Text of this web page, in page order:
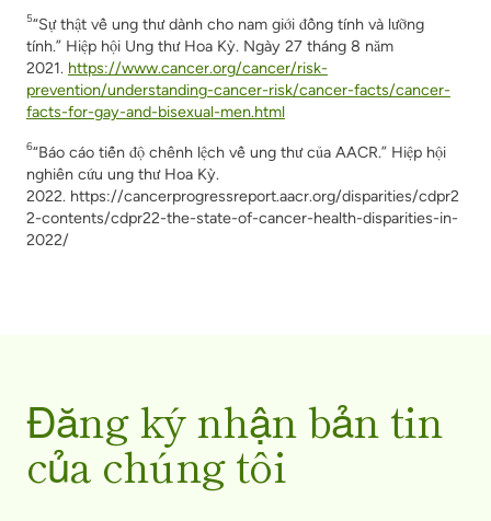
5“Sự thật về ung thư dành cho nam giới đồng tính và lưỡng
tính.” Hiệp hội Ung thư Hoa Kỳ. Ngày 27 tháng 8 năm
2021. https://www.cancer.org/cancer/risk-
prevention/understanding-cancer-risk/cancer-facts/cancer-
facts-for-gay-and-bisexual-men.html
6“Báo cáo tiến độ chênh lệch về ung thư của AACR.” Hiệp hội
nghiên cứu ung thư Hoa Kỳ.
2022. https://cancerprogressreport.aacr.org/disparities/cdpr2
2-contents/cdpr22-the-state-of-cancer-health-disparities-in-
2022/
Đăng ký nhận bản tin
của chúng tôi